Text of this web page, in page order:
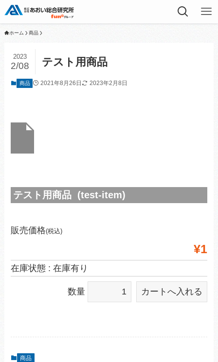
ホーム 商品
テスト用商品
2023
2/08
商品 2021年8月26日 2023年2月8日
テスト用商品 (test-item)
販売価格(税込)
¥1
在庫状態 : 在庫有り
数量
商品